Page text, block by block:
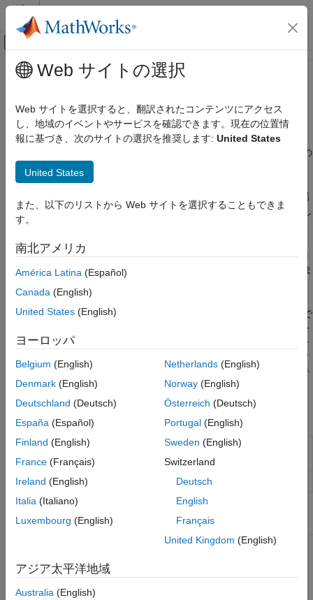
コンテンツへスキップ
オフキャンバス ナビゲーション メ
ドキュメンテーションのホーム
ブロックとブロックセットの作成
ブロック アルゴリズムの作成
MATLAB Functions を使用したブロックの作成
コード生成のためのプログラミング
データ定義
カテゴリ
数値型
配列のレイアウト
文字と string
可変サイズ データ
構造体
table
duration 配列
timetable
列挙型
MATLAB のクラス
関数ハンドル
メインコンテンツ
可変サイズ データ
コード生成での定義と相違点
コード生成時、スカラー、ベクトル、行列などの配列について、
コード ジェネレーターはそれらを固定サイズまたは可変サイズの
いずれかとして識別します。
配列のサイズを判別できない場合や配列のサイズが変わる場
合、コード ジェネレーターは配列を可変サイズとして指定し
配列のサイズが変わらずにそのサイズを判別できる場合、コ
ード ジェネレーターはその配列を固定サイズとして指定しま
固定サイズの配列と可変サイズの配列がコード ジェネレーターで
どのように扱われるかを理解しておくと、コード生成時のエラー
を診断して修正するのに役立ちます。アプリケーションに可変サ
イズの配列が必要ない場合は、可変サイズと動的メモリ割り当て
を微調整して生成コードのパフォーマンスの改善を図ることもで
きます。
ブロック
MATLAB
Function
コードをSimulink
MATLAB System
System objectをモデルに含める
関数
coder.areUnboundedVariableSizedArraysSupported
現在の
ーショ
Web サイトの選択
Web サイトを選択すると、翻訳されたコンテンツにアクセス
し、地域のイベントやサービスを確認できます。現在の位置情
報に基づき、次のサイトの選択を推奨します: United States
United States
また、以下のリストから Web サイトを選択することもできま
す。
南北アメリカ
América Latina (Español)
Canada (English)
United States (English)
ヨーロッパ
Belgium (English)
Denmark (English)
Deutschland (Deutsch)
España (Español)
Finland (English)
France (Français)
Ireland (English)
Italia (Italiano)
Luxembourg (English)
Netherlands(English)
Norway(English)
Österreich (Deutsch)
Portugal(English)
Sweden (English)
Switzerland
Deutsch
English
Français
United Kingdom (English)
アジア太平洋地域
Australia (English)